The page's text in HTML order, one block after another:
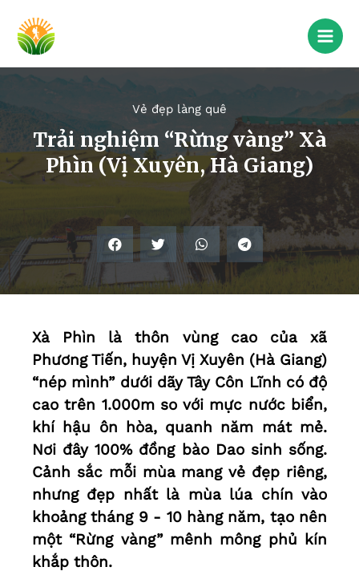
Vẻ đẹp làng quê
Trải nghiệm “Rừng vàng” Xà
Phìn (Vị Xuyên, Hà Giang)
Xà Phìn là thôn vùng cao của xã
Phương Tiến, huyện Vị Xuyên (Hà Giang)
“nép mình” dưới dãy Tây Côn Lĩnh có độ
cao trên 1.000m so với mực nước biển,
khí hậu ôn hòa, quanh năm mát mẻ.
Nơi đây 100% đồng bào Dao sinh sống.
Cảnh sắc mỗi mùa mang vẻ đẹp riêng,
nhưng đẹp nhất là mùa lúa chín vào
khoảng tháng 9 - 10 hàng năm, tạo nên
một “Rừng vàng” mênh mông phủ kín
khắp thôn.